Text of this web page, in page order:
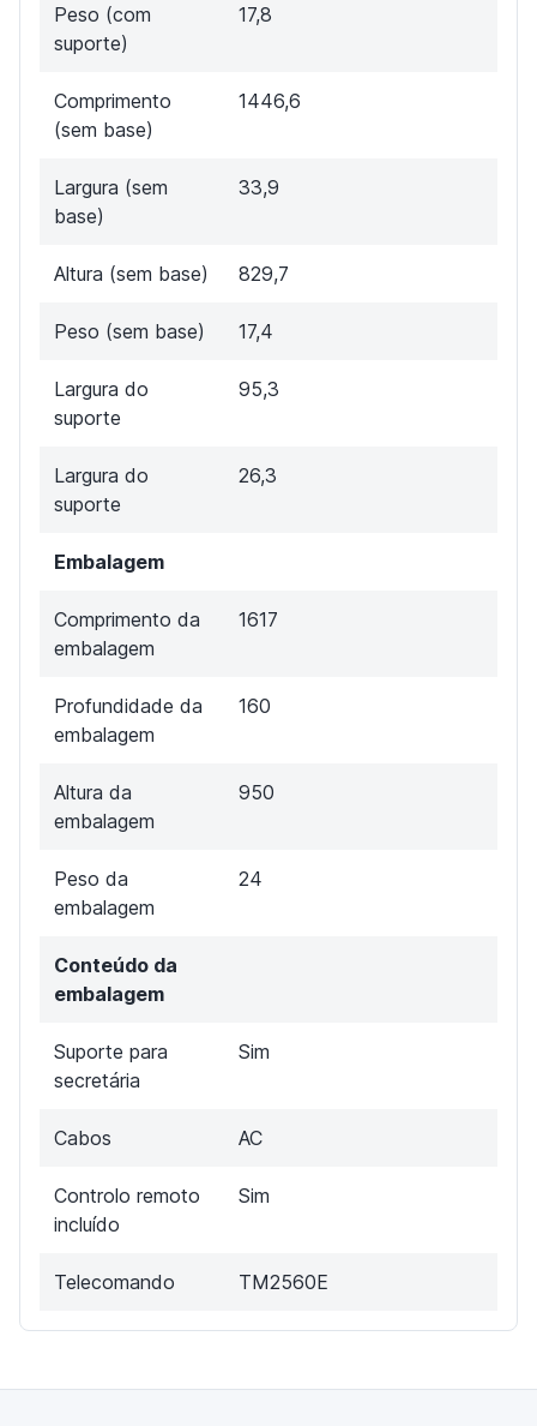
Peso (com
suporte)
17,8
Comprimento
(sem base)
1446,6
Largura (sem
base)
33,9
Altura (sem base) 829,7
Peso (sem base) 17,4
Largura do
suporte
95,3
Largura do
suporte
26,3
Embalagem
Comprimento da
embalagem
1617
Profundidade da
embalagem
160
Altura da
embalagem
950
Peso da
embalagem
24
Conteúdo da
embalagem
Suporte para
secretária
Sim
Cabos AC
Controlo remoto
incluído
Sim
Telecomando TM2560E